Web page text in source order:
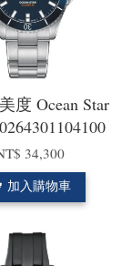
度 Ocean Star
34,300
加入購物車